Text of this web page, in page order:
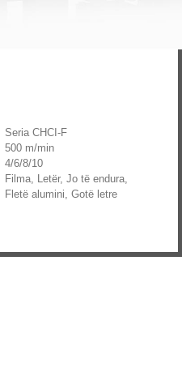
Seria CHCI-F
500 m/min
4/6/8/10
Filma, Letër, Jo të endura,
Fletë alumini, Gotë letre